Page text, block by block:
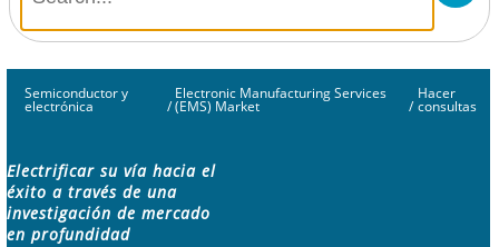
Semiconductor y
electrónica /
Electronic Manufacturing Services
(EMS) Market /
Hacer
consultas
Electrificar su vía hacia el
éxito a través de una
investigación de mercado
en profundidad